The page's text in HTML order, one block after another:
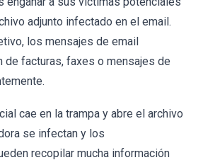
adjunto infectado en el email.
los mensajes de email
de facturas, faxes o mensajes de
cae en la trampa y abre el archivo
se infectan y los
recopilar mucha información